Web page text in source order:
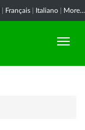
Français Italiano More...